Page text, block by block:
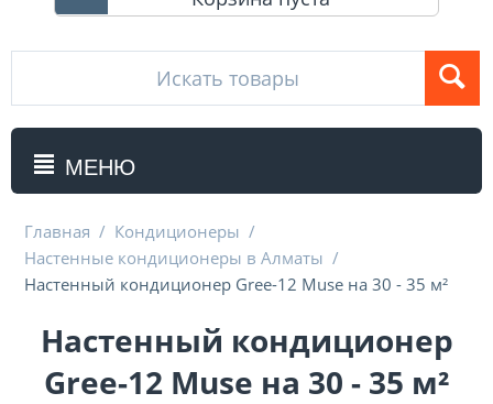
МЕНЮ
Главная / Кондиционеры /
Настенные кондиционеры в Алматы /
Настенный кондиционер Gree-12 Muse на 30 - 35 м²
Настенный кондиционер
Gree-12 Muse на 30 - 35 м²